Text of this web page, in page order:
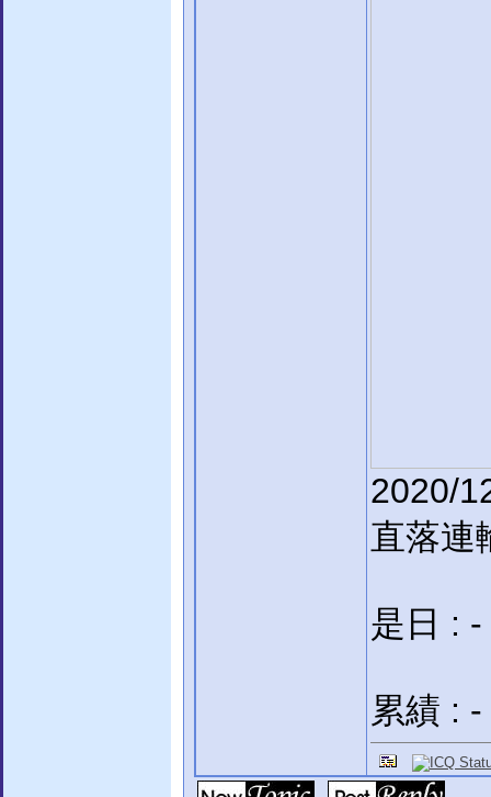
2020/
直落連
是日 :
累績 :